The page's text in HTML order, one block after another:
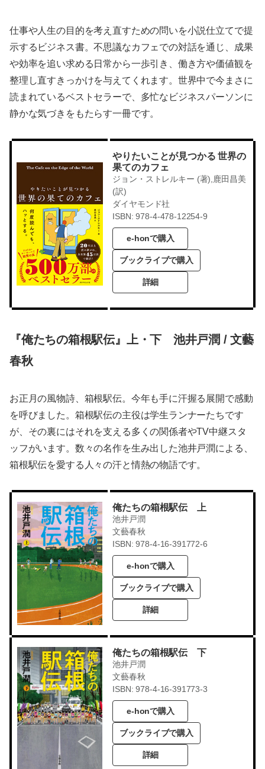
仕事や人生の目的を考え直すための問いを小説仕立てで提
示するビジネス書。不思議なカフェでの対話を通じ、成果
や効率を追い求める日常から一歩引き、働き方や価値観を
整理し直すきっかけを与えてくれます。世界中で今まさに
読まれているベストセラーで、多忙なビジネスパーソンに
静かな気づきをもたらす一冊です。
やりたいことが見つかる 世界の
果てのカフェ
ジョン・ストレルキー (著),鹿田昌美
(訳)
ダイヤモンド社
ISBN: 978-4-478-12254-9
e-honで購入
ブックライブで購入
詳細
『俺たちの箱根駅伝』上・下 池井戸潤 / 文藝
春秋
お正月の風物詩、箱根駅伝。今年も手に汗握る展開で感動
を呼びました。箱根駅伝の主役は学生ランナーたちです
が、その裏にはそれを支える多くの関係者やTV中継スタ
ッフがいます。数々の名作を生み出した池井戸潤による、
箱根駅伝を愛する人々の汗と情熱の物語です。
俺たちの箱根駅伝 上
池井戸潤
文藝春秋
ISBN: 978-4-16-391772-6
e-honで購入
ブックライブで購入
詳細
俺たちの箱根駅伝 下
池井戸潤
文藝春秋
ISBN: 978-4-16-391773-3
e-honで購入
ブックライブで購入
詳細